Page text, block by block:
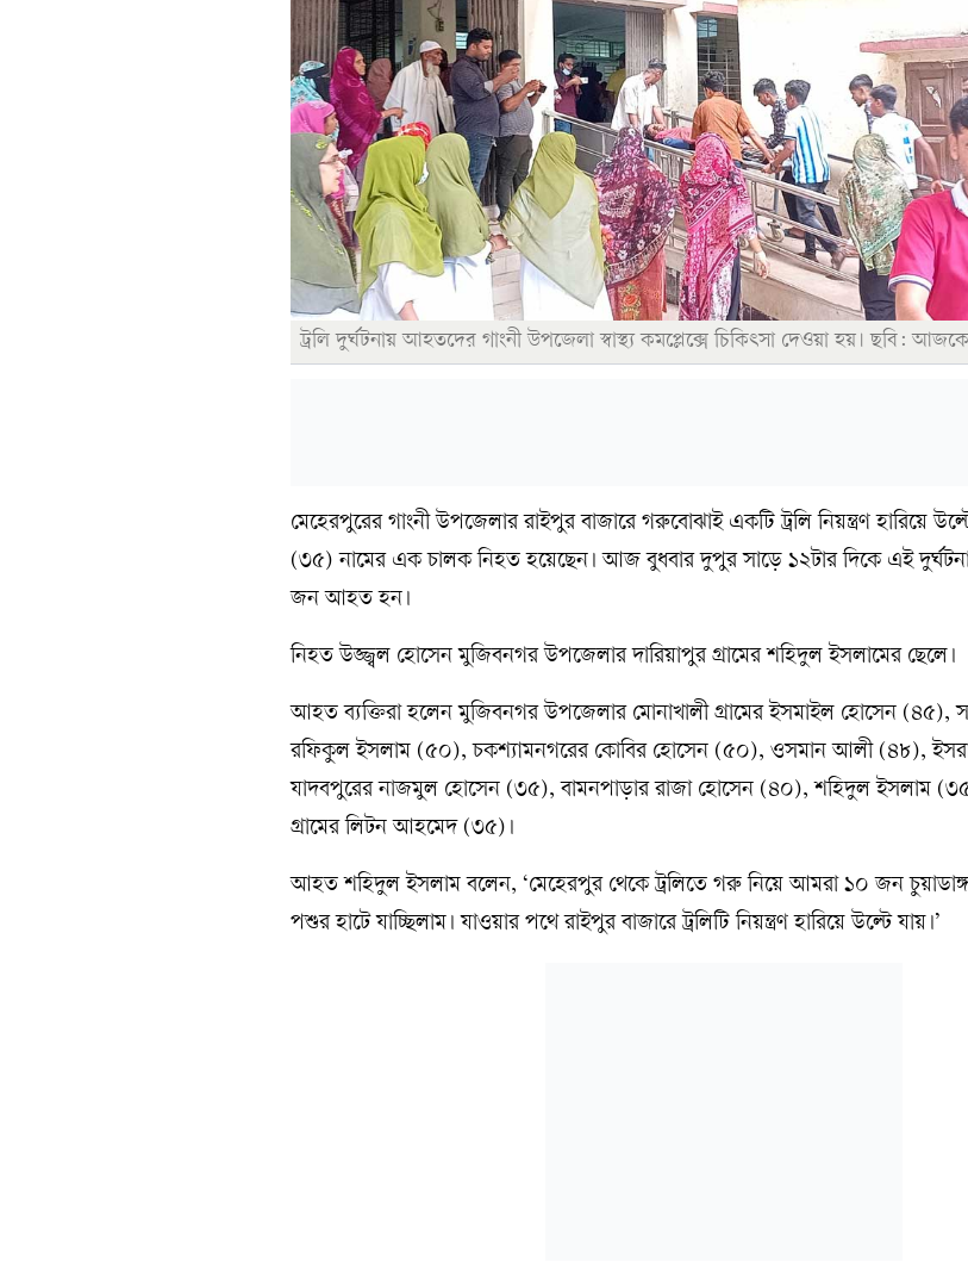
ট্রলি দুর্ঘটনায় আহতদের গাংনী উপজেলা স্বাস্থ্য কমপ্লেক্সে চিকিৎসা দেওয়া হয়। ছবি:
মেহেরপুরের গাংনী উপজেলার রাইপুর বাজারে গরুবোঝাই একটি ট্রলি নিয়ন্ত্রণ হারিয়ে
(৩৫) নামের এক চালক নিহত হয়েছেন। আজ বুধবার দুপুর সাড়ে ১২টার দিকে এই
জন আহত হন।
নিহত উজ্জ্বল হোসেন মুজিবনগর উপজেলার দারিয়াপুর গ্রামের শহিদুল ইসলামের ছেলে।
আহত ব্যক্তিরা হলেন মুজিবনগর উপজেলার মোনাখালী গ্রামের ইসমাইল হোসেন (৪৫),
রফিকুল ইসলাম (৫০), চকশ্যামনগরের কোবির হোসেন (৫০), ওসমান আলী (৪৮),
যাদবপুরের নাজমুল হোসেন (৩৫), বামনপাড়ার রাজা হোসেন (৪০), শহিদুল ইসলাম
গ্রামের লিটন আহমেদ (৩৫)।
আহত শহিদুল ইসলাম বলেন, ‘মেহেরপুর থেকে ট্রলিতে গরু নিয়ে আমরা ১০ জন
পশুর হাটে যাচ্ছিলাম। যাওয়ার পথে রাইপুর বাজারে ট্রলিটি নিয়ন্ত্রণ হারিয়ে উল্টে যায়।’